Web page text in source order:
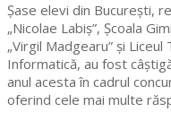
Șase elevi din București,
„Nicolae Labiș”, Școala
„Virgil Madgearu” și
Informatică, au fost
anul acesta în cadrul
oferind cele mai multe